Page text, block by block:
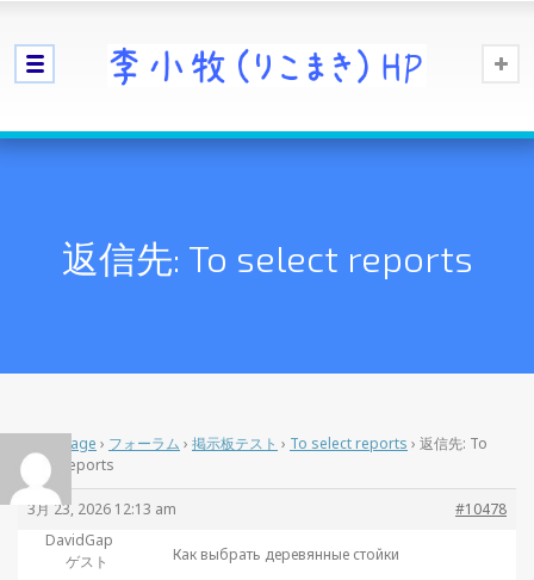
返信先: To select reports
Home Page › フォーラム › 掲示板テスト › To select reports › 返信先: To
select reports
3月 23, 2026 12:13 am
#10478
DavidGap
ゲスト
Как выбрать деревянные стойки